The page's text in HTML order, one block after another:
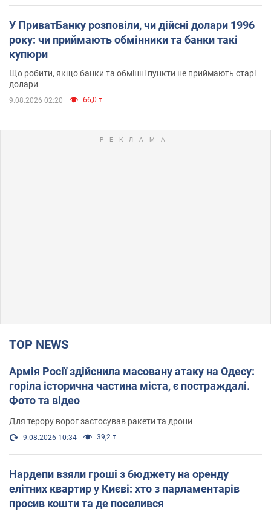
У ПриватБанку розповіли, чи дійсні долари 1996
року: чи приймають обмінники та банки такі
купюри
Що робити, якщо банки та обмінні пункти не приймають старі
долари
9.08.2026 02:20 66,0 т.
TOP NEWS
Армія Росії здійснила масовану атаку на Одесу:
горіла історична частина міста, є постраждалі.
Фото та відео
Для терору ворог застосував ракети та дрони
9.08.2026 10:34 39,2 т.
Нардепи взяли гроші з бюджету на оренду
елітних квартир у Києві: хто з парламентарів
просив кошти та де поселився